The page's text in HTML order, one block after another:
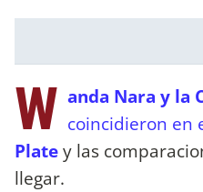
W anda Nara y la
coincidieron en
Platey las
llegar.